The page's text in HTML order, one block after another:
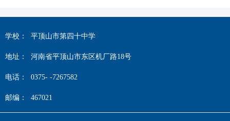
地址： 河南省平顶山市东区机厂路18号
电话： 0375- -7267582
学校： 平顶山市第四十中学
邮编： 467021